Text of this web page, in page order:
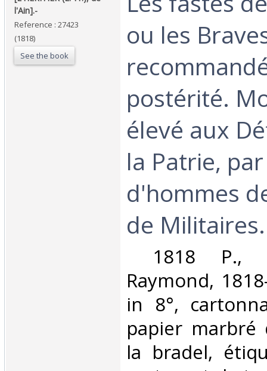
l'Ain].-‎
Reference : 27423
(1818)
See the book
ou les
postérité.
élevé aux
la Patrie,
d'hommes
de Militaires.‎
1818 P.,
Raymond,
in 8°,
papier marbré
la bradel,